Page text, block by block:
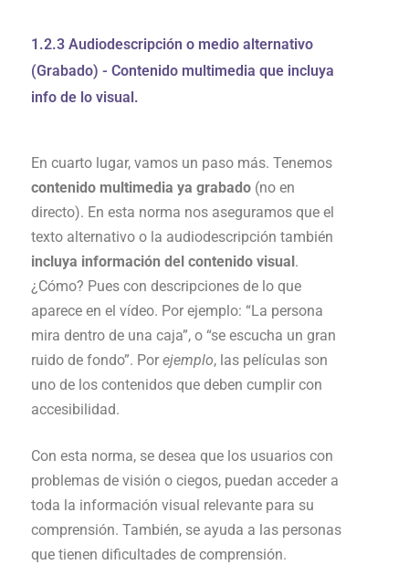
1.2.3 Audiodescripción o medio alternativo
(Grabado) - Contenido multimedia que incluya
info de lo visual.
En cuarto lugar, vamos un paso más. Tenemos
contenido multimedia ya grabado (no en
directo). En esta norma nos aseguramos que el
texto alternativo o la audiodescripción también
incluya información del contenido visual .
¿Cómo? Pues con descripciones de lo que
aparece en el vídeo. Por ejemplo: “La persona
mira dentro de una caja”, o “se escucha un gran
ruido de fondo”. Por ejemplo, las películas son
uno de los contenidos que deben cumplir con
accesibilidad.
Con esta norma, se desea que los usuarios con
problemas de visión o ciegos, puedan acceder a
toda la información visual relevante para su
comprensión. También, se ayuda a las personas
que tienen dificultades de comprensión.